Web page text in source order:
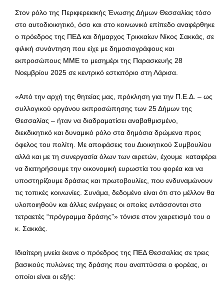
Στον ρόλο της Περιφερειακής Ένωσης Δήμων Θεσσαλίας τόσο
στο αυτοδιοικητικό, όσο και στο κοινωνικό επίπεδο αναφέρθηκε
ο πρόεδρος της ΠΕΔ και δήμαρχος Τρικκαίων Νίκος Σακκάς, σε
φιλική συνάντηση που είχε με δημοσιογράφους και
εκπροσώπους ΜΜΕ το μεσημέρι της Παρασκευής 28
Νοεμβρίου 2025 σε κεντρικό εστιατόριο στη Λάρισα.
«Από την αρχή της θητείας μας, πρόκληση για την Π.Ε.Δ. – ως
συλλογικού οργάνου εκπροσώπησης των 25 Δήμων της
Θεσσαλίας – ήταν να διαδραματίσει αναβαθμισμένο,
διεκδικητικό και δυναμικό ρόλο στα δημόσια δρώμενα προς
όφελος του πολίτη. Με αποφάσεις του Διοικητικού Συμβουλίου
αλλά και με τη συνεργασία όλων των αιρετών, έχουμε καταφέρει
να διατηρήσουμε την οικονομική ευρωστία του φορέα και να
υποστηρίζουμε δράσεις και πρωτοβουλίες, που ενδυναμώνουν
τις τοπικές κοινωνίες. Συνάμα, δεδομένο είναι ότι στο μέλλον θα
υλοποιηθούν και άλλες ενέργειες οι οποίες εντάσσονται στο
τετραετές “πρόγραμμα δράσης”» τόνισε στον χαιρετισμό του ο
κ. Σακκάς.
Ιδιαίτερη μνεία έκανε ο πρόεδρος της ΠΕΔ Θεσσαλίας σε τρεις
βασικούς πυλώνες της δράσης που αναπτύσσει ο φορέας, οι
οποίοι είναι οι εξής: